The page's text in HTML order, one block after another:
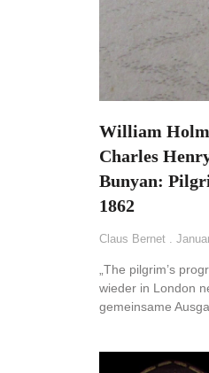
William
Charles
Bunyan:
1862
Claus Bernet
„The pilgrim’s
wieder in London
gemeinsame